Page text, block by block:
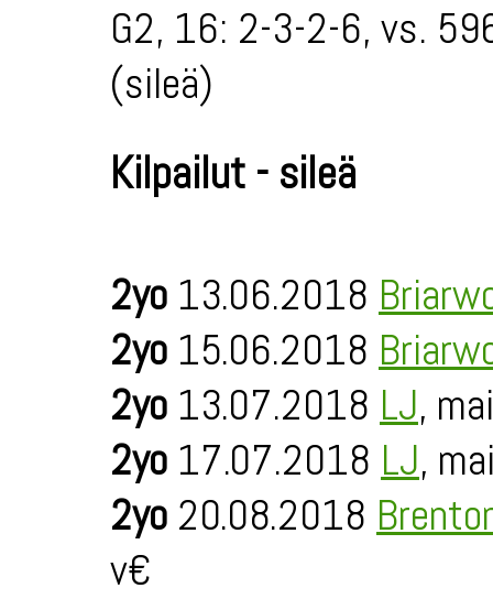
G2, 16: 2-3-2-6, vs.
(sileä)
Kilpailut - sileä
2yo 13.06.2018
2yo 15.06.2018
2yo 13.07.2018 LJ,
2yo 17.07.2018 LJ,
2yo 20.08.2018
v€